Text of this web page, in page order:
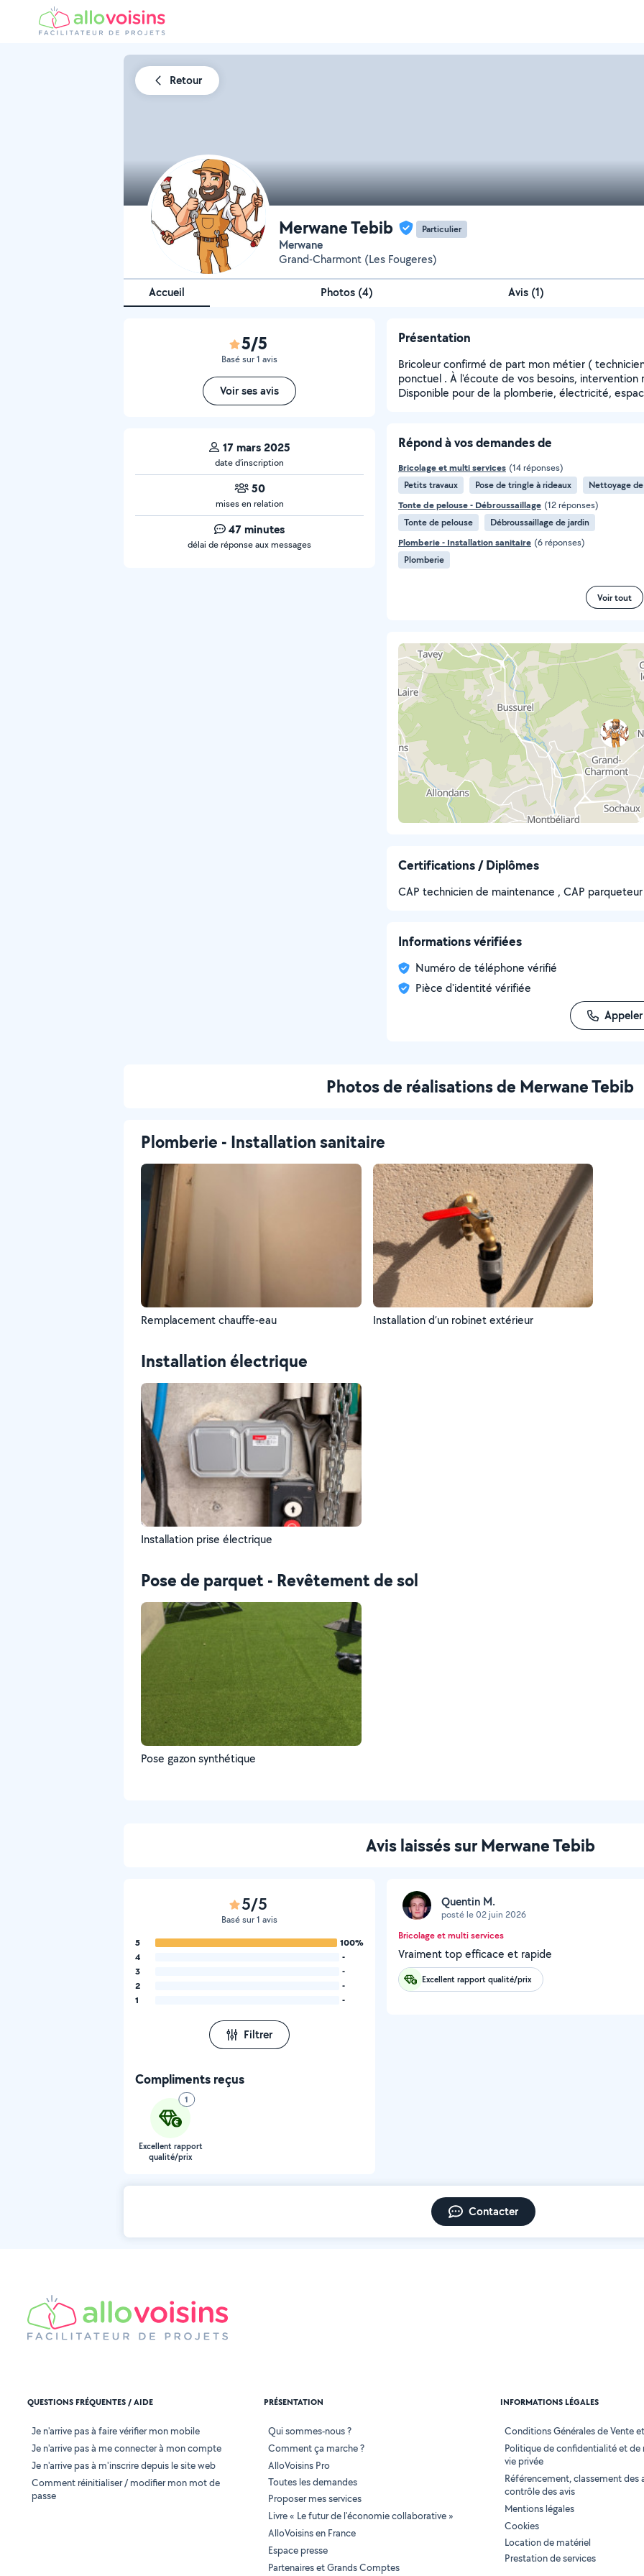
Retour
Merwane Tebib Particulier
Merwane
Grand-Charmont (Les Fougeres)
Accueil Photos (4) Avis (1)
5/5
Basé sur 1 avis
Voir ses avis
17 mars 2025
date d’inscription
50
mises en relation
47 minutes
délai de réponse aux messages
Présentation
Bricoleur confirmé de part mon métier (
ponctuel . À l'écoute de vos besoins, intervention
Disponible pour de la plomberie, électricité,
Répond à vos demandes de
Bricolage et multi services (14 réponses)
Petits travaux
Pose de tringle à rideaux
Nettoyage
Tonte de pelouse - Débroussaillage (12 réponses)
Tonte de pelouse
Débroussaillage de jardin
Plomberie - Installation sanitaire (6 réponses)
Plomberie
Voir tout
Certifications / Diplômes
CAP technicien de maintenance , CAP
Informations vérifiées
Numéro de téléphone vérifié
Pièce d'identité vérifiée
Appeler
Photos de réalisations de Merwane Tebib
Plomberie - Installation sanitaire
Remplacement chauffe-eau Installation d’un robinet extérieur
Installation électrique
Installation prise électrique
Pose de parquet - Revêtement de sol
Pose gazon synthétique
Avis laissés sur Merwane Tebib
5/5
Basé sur 1 avis
5
100%
4
-
3
-
2
-
1
-
Filtrer
Compliments reçus
1
Excellent rapport
qualité/prix
Quentin M.
posté le 02 juin 2026
Bricolage et multi services
Vraiment top efficace et rapide
Excellent rapport qualité/prix
Contacter
QUESTIONS FRÉQUENTES / AIDE
Je n'arrive pas à faire vérifier mon mobile
Je n'arrive pas à me connecter à mon compte
Je n'arrive pas à m'inscrire depuis le site web
Comment réinitialiser / modifier mon mot de
passe
PRÉSENTATION
Qui sommes-nous ?
Comment ça marche ?
AlloVoisins Pro
Toutes les demandes
Proposer mes services
Livre « Le futur de l'économie collaborative »
AlloVoisins en France
Espace presse
Partenaires et Grands Comptes
INFORMATIONS LÉGALES
Conditions Générales de Vente
Politique de confidentialité et de
vie privée
Référencement, classement des
contrôle des avis
Mentions légales
Cookies
Location de matériel
Prestation de services